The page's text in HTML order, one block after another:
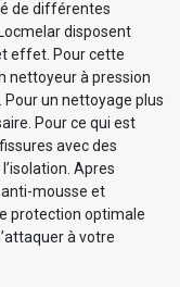
de différentes
disposent
effet. Pour cette
nettoyeur à pression
un nettoyage plus
Pour ce qui est
avec des
Apres
mousse et
protection optimale
à votre